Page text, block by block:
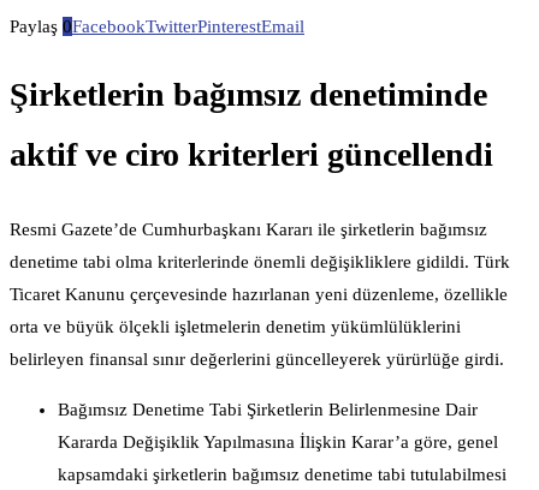
Paylaş 0FacebookTwitterPinterestEmail
Şirketlerin bağımsız denetiminde
aktif ve ciro kriterleri güncellendi
Resmi Gazete’de Cumhurbaşkanı Kararı ile şirketlerin bağımsız
denetime tabi olma kriterlerinde önemli değişikliklere gidildi. Türk
Ticaret Kanunu çerçevesinde hazırlanan yeni düzenleme, özellikle
orta ve büyük ölçekli işletmelerin denetim yükümlülüklerini
belirleyen finansal sınır değerlerini güncelleyerek yürürlüğe girdi.
Bağımsız Denetime Tabi Şirketlerin Belirlenmesine Dair
Kararda Değişiklik Yapılmasına İlişkin Karar’a göre, genel
kapsamdaki şirketlerin bağımsız denetime tabi tutulabilmesi